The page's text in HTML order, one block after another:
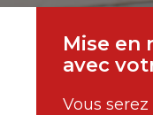
Mise en
avec
Vous